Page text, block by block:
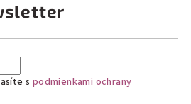
s podmienkami ochrany